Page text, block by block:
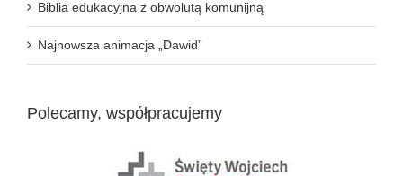
Biblia edukacyjna z obwolutą komunijną
Najnowsza animacja „Dawid”
Polecamy, współpracujemy